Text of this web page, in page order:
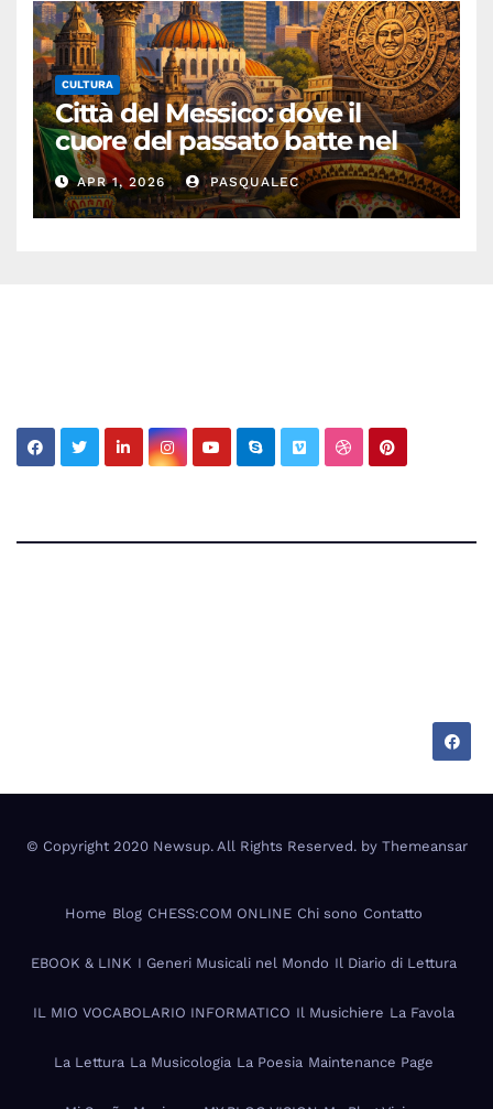
CULTURA
Città del Messico: dove il
cuore del passato batte nel
presente
APR 1, 2026 PASQUALEC
© Copyright 2020 Newsup. All Rights Reserved. by Themeansar
Home Blog CHESS:COM ONLINE Chi sono Contatto
EBOOK & LINK I Generi Musicali nel Mondo Il Diario di Lettura
IL MIO VOCABOLARIO INFORMATICO Il Musichiere La Favola
La Lettura La Musicologia La Poesia Maintenance Page